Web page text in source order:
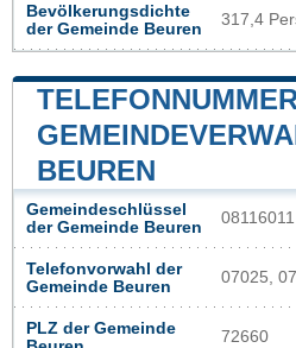
Bevölkerungsdichte
der Gemeinde Beuren
317,4
BEUREN
Gemeindeschlüssel
der Gemeinde Beuren
08116011
Telefonvorwahl der
Gemeinde Beuren
07025,
PLZ der Gemeinde
72660